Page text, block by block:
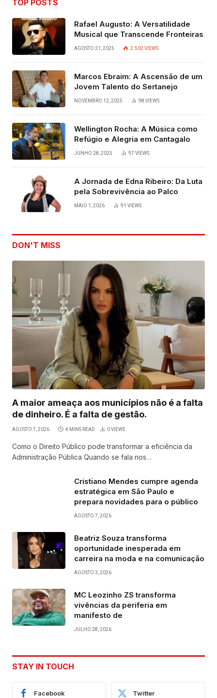
TOP POSTS
Rafael Augusto: A Versatilidade
Musical que Transcende Fronteiras
AGOSTO 21, 2025 2.502 VIEWS
Marcos Ebraim: A Ascensão de um
Jovem Talento do Sertanejo
NOVEMBRO 12, 2025 98 VIEWS
Wellington Rocha: A Música como
Refúgio e Alegria em Cantagalo
JUNHO 28, 2025 97 VIEWS
A Jornada de Edna Ribeiro: Da Luta
pela Sobrevivência ao Palco
MAIO 1, 2026 91 VIEWS
DON'T MISS
A maior ameaça aos municípios não é a falta
de dinheiro. É a falta de gestão.
AGOSTO 7, 2026 4 MINS READ 0VIEWS
Como o Direito Público pode transformar a eficiência da
Administração Pública Quando se fala nos…
Cristiano Mendes cumpre agenda
estratégica em São Paulo e
prepara novidades para o público
AGOSTO 7, 2026
Beatriz Souza transforma
oportunidade inesperada em
carreira na moda e na comunicação
AGOSTO 3, 2026
MC Leozinho ZS transforma
vivências da periferia em
manifesto de
JULHO 28, 2026
STAY IN TOUCH
Facebook Twitter